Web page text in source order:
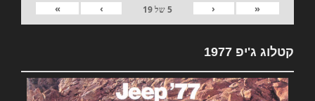
«
‹
5של19
›
»
קטלוג ג'יפ 1977